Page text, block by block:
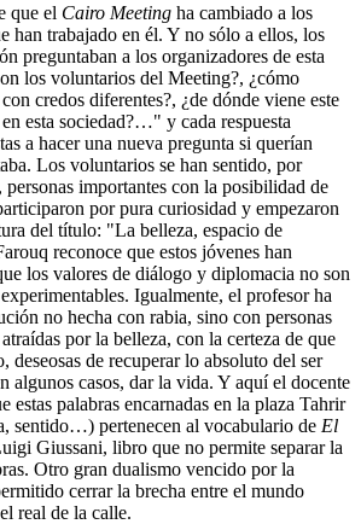
que el Cairo Meeting ha cambiado a los
han trabajado en él. Y no sólo a ellos, los
preguntaban a los organizadores de esta
los voluntarios del Meeting?, ¿cómo
credos diferentes?, ¿de dónde viene este
esta sociedad?…" y cada respuesta
a hacer una nueva pregunta si querían
Los voluntarios se han sentido, por
importantes con la posibilidad de
por pura curiosidad y empezaron
del título: "La belleza, espacio de
reconoce que estos jóvenes han
los valores de diálogo y diplomacia no son
Igualmente, el profesor ha
no hecha con rabia, sino con personas
por la belleza, con la certeza de que
deseosas de recuperar lo absoluto del ser
algunos casos, dar la vida. Y aquí el docente
estas palabras encarnadas en la plaza Tahrir
sentido…) pertenecen al vocabulario de El
Giussani, libro que no permite separar la
Otro gran dualismo vencido por la
cerrar la brecha entre el mundo
real de la calle.